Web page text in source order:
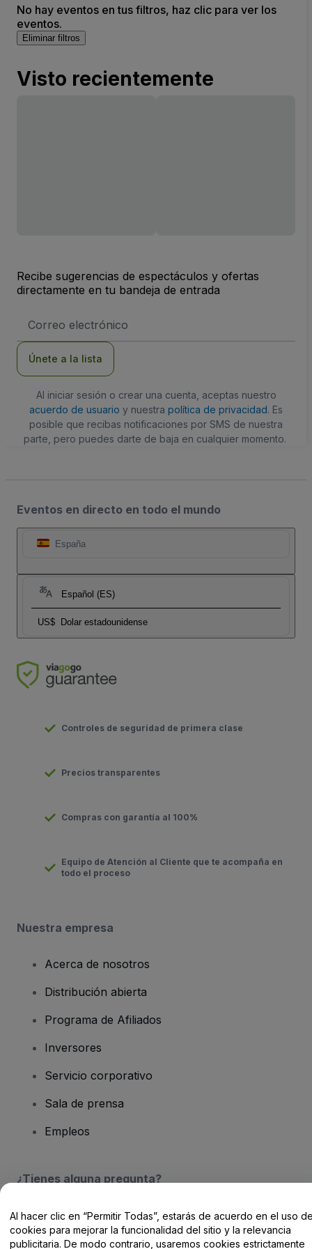
No hay eventos en tus filtros, haz clic para ver los
eventos.
Eliminar filtros
Visto recientemente
Recibe sugerencias de espectáculos y ofertas
directamente en tu bandeja de entrada
de
Únete a la lista
Al iniciar sesión o crear una cuenta, aceptas nuestro
acuerdo de usuario y nuestra política de privacidad. Es
posible que recibas notificaciones por SMS de nuestra
parte, pero puedes darte de baja en cualquier momento.
Eventos en directo en todo el mundo
España
Español (ES)
US$ Dolar estadounidense
Controles de seguridad de primera clase
Precios transparentes
Compras con garantía al 100%
Equipo de Atención al Cliente que te acompaña en
todo el proceso
Nuestra empresa
Acerca de nosotros
Distribución abierta
Programa de Afiliados
Inversores
Servicio corporativo
Sala de prensa
Empleos
¿Tienes alguna pregunta?
Centro de Ayuda / Contacto
Al hacer clic en “Permitir Todas”, estarás de acuerdo en el uso
cookies para mejorar la funcionalidad del sitio y la relevancia
publicitaria. De modo contrario, usaremos cookies estrictamente